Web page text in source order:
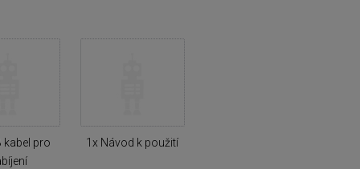
kabel pro
1x Návod k použití